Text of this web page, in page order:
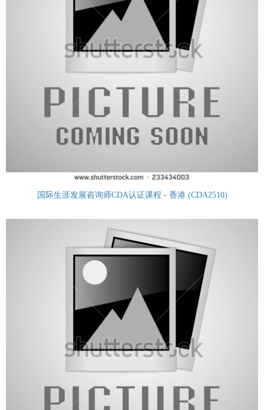
国际生涯发展咨询师CDA认证课程 - 香港 (CDA2510)